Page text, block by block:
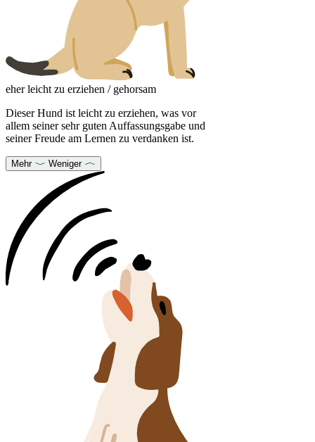
eher leicht zu erziehen / gehorsam
Dieser Hund ist leicht zu erziehen, was vor
allem seiner sehr guten Auffassungsgabe und
seiner Freude am Lernen zu verdanken ist.
Mehr Weniger